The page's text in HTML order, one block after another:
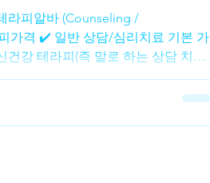
(Counseling /
가격 ✔️ 일반 상담/심리치료 기본 가
건강 테라피(즉 말로 하는 상담 치료)
에 따라 비용이 꽤 다릅니다 . 테라피
인턴·레지던트(수련자) : 약 ₩60,000